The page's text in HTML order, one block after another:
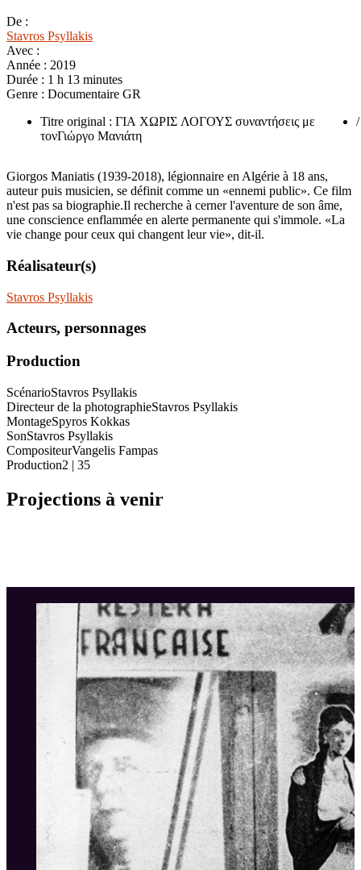
De :
Stavros Psyllakis
Avec :
Année : 2019
Durée : 1 h 13 minutes
Genre : Documentaire GR
Titre original : ΓΙΑ ΧΩΡΙΣ ΛΟΓΟΥΣ συναντήσεις με
τονΓιώργο Μανιάτη
Giorgos Maniatis (1939-2018), légionnaire en Algérie à 18 ans,
auteur puis musicien, se définit comme un «ennemi public». Ce film
n'est pas sa biographie.Il recherche à cerner l'aventure de son âme,
une conscience enflammée en alerte permanente qui s'immole. «La
vie change pour ceux qui changent leur vie», dit-il.
Réalisateur(s)
Stavros Psyllakis
Acteurs, personnages
Production
ScénarioStavros Psyllakis
Directeur de la photographieStavros Psyllakis
MontageSpyros Kokkas
SonStavros Psyllakis
CompositeurVangelis Fampas
Production2 | 35
Projections à venir